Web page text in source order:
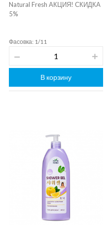
Natural Fresh АКЦИЯ! СКИДКА
5%
Фасовка: 1/11
В корзину